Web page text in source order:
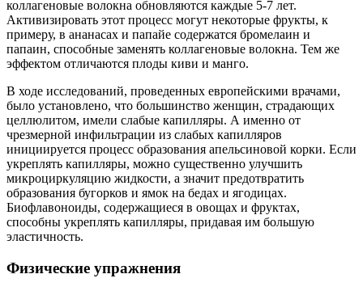
коллагеновые волокна обновляются каждые 5-7 лет.
Активизировать этот процесс могут некоторые фрукты, к
примеру, в ананасах и папайе содержатся бромелаин и
папаин, способные заменять коллагеновые волокна. Тем же
эффектом отличаются плоды киви и манго.
В ходе исследований, проведенных европейскими врачами,
было установлено, что большинство женщин, страдающих
целлюлитом, имели слабые капилляры. А именно от
чрезмерной инфильтрации из слабых капилляров
инициируется процесс образования апельсиновой корки. Если
укреплять капилляры, можно существенно улучшить
микроциркуляцию жидкости, а значит предотвратить
образования бугорков и ямок на бедах и ягодицах.
Биофлавоноиды, содержащиеся в овощах и фруктах,
способны укреплять капилляры, придавая им большую
эластичность.
Физические упражнения